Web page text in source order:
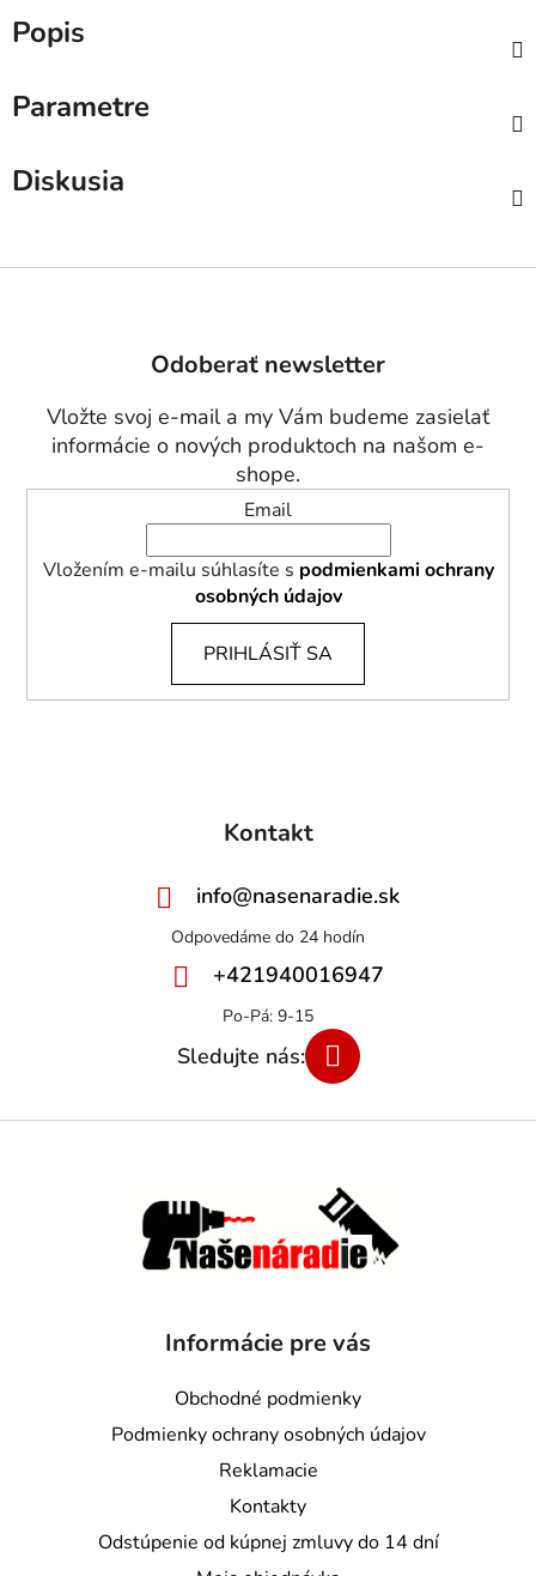
Popis
Parametre
Diskusia
Odoberať newsletter
Vložte svoj e-mail a my Vám budeme zasielať
informácie o nových produktoch na našom e-
shope.
Email
Vložením e-mailu súhlasíte s podmienkami ochrany
osobných údajov
PRIHLÁSIŤ SA
Kontakt
info@nasenaradie.sk
+421940016947
Informácie pre vás
Obchodné podmienky
Podmienky ochrany osobných údajov
Reklamacie
Kontakty
Odstúpenie od kúpnej zmluvy do 14 dní